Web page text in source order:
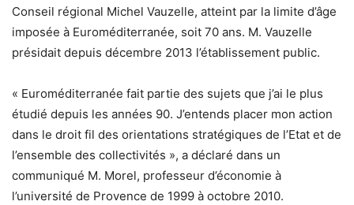
Conseil régional Michel Vauzelle, atteint par la limite d’âge
imposée à Euroméditerranée, soit 70 ans. M. Vauzelle
présidait depuis décembre 2013 l’établissement public.
« Euroméditerranée fait partie des sujets que j’ai le plus
étudié depuis les années 90. J’entends placer mon action
dans le droit fil des orientations stratégiques de l’Etat et de
l’ensemble des collectivités », a déclaré dans un
communiqué M. Morel, professeur d’économie à
l’université de Provence de 1999 à octobre 2010.